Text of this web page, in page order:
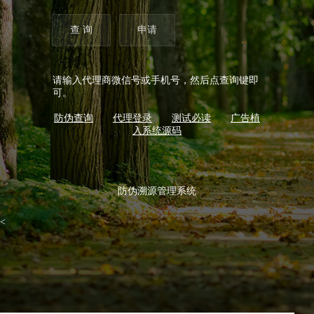
请输入代理商微信号或手机号，然后点查询键即
可。
防伪查询 代理登录 测试必读
广告植
入系统源码
防伪溯源管理系统
<